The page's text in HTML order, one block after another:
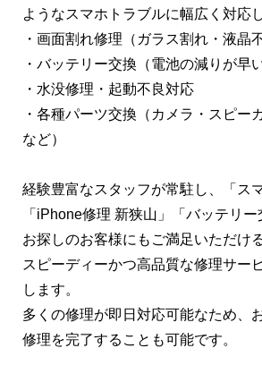
ようなスマホトラブルに幅広く対応
・画面割れ修理（ガラス割れ・液晶
・バッテリー交換（電池の減りが早
・水没修理・起動不良対応
・各種パーツ交換（カメラ・スピー
など）
経験豊富なスタッフが常駐し、「ス
「iPhone修理 新狭山」「バッテリ
お探しのお客様にもご満足いただける
スピーディーかつ高品質な修理サー
します。
多くの修理が即日対応可能なため、
修理を完了することも可能です。